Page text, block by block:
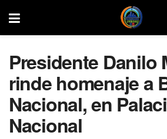
Presidente Danilo
rinde homenaje a
Nacional, en
Nacional